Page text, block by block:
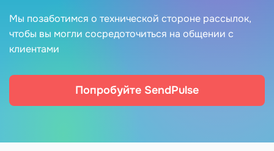
Мы позаботимся о технической стороне рассылок,
чтобы вы могли сосредоточиться на общении с
клиентами
Попробуйте SendPulse